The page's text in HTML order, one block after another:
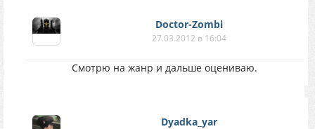
Doctor-Zombi
27.03.2012 в 16:04
Смотрю на жанр и дальше оцениваю.
Dyadka_yar